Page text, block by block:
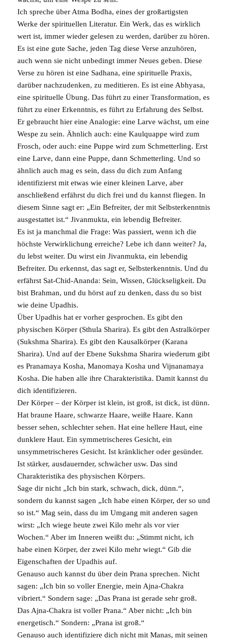
Ich spreche über Atma Bodha, eines der großartigsten
Werke der spirituellen Literatur. Ein Werk, das es wirklich
wert ist, immer wieder gelesen zu werden, darüber zu hören.
Es ist eine gute Sache, jeden Tag diese Verse anzuhören,
auch wenn sie nicht unbedingt immer Neues geben. Diese
Verse zu hören ist eine Sadhana, eine spirituelle Praxis,
darüber nachzudenken, zu meditieren. Es ist eine Abhyasa,
eine spirituelle Übung. Das führt zu einer Transformation, es
führt zu einer Erkenntnis, es führt zu Erfahrung des Selbst.
Er gebraucht hier eine Analogie: eine Larve wächst, um eine
Wespe zu sein. Ähnlich auch: eine Kaulquappe wird zum
Frosch, oder auch: eine Puppe wird zum Schmetterling. Erst
eine Larve, dann eine Puppe, dann Schmetterling. Und so
ähnlich auch mag es sein, dass du dich zum Anfang
identifizierst mit etwas wie einer kleinen Larve, aber
anschließend erfährst du dich frei und du kannst fliegen. In
diesem Sinne sagt er: „Ein Befreiter, der mit Selbsterkenntnis
ausgestattet ist.“Jivanmukta, ein lebendig Befreiter.
Es ist ja manchmal die Frage: Was passiert, wenn ich die
höchste Verwirklichung erreiche? Lebe ich dann weiter? Ja,
du lebst weiter. Du wirst ein Jivanmukta, ein lebendig
Befreiter. Du erkennst, das sagt er, Selbsterkenntnis. Und du
erfährst Sat-Chid-Ananda: Sein, Wissen, Glückseligkeit. Du
bist Brahman, und du hörst auf zu denken, dass du so bist
wie deine Upadhis.
ÜberUpadhis hat er vorher gesprochen. Es gibt den
physischen Körper (Sthula Sharira). Es gibt den Astralkörper
(Sukshma Sharira). Es gibt den Kausalkörper (Karana
Sharira). Und auf der Ebene Sukshma Sharira wiederum gibt
esPranamaya Kosha,Manomaya Kosha undVijnanamaya
Kosha. Die haben alle ihre Charakteristika. Damit kannst du
dich identifizieren.
Der Körper – derKörper ist klein, ist groß, ist dick, ist dünn.
Hat braune Haare, schwarze Haare, weiße Haare. Kann
besser sehen, schlechter sehen. Hat eine hellere Haut, eine
dunklere Haut. Ein symmetrischeres Gesicht, ein
unsymmetrischeres Gesicht. Ist kränklicher oder gesünder.
Ist stärker, ausdauernder, schwächer usw. Das sind
Charakteristika des physischen Körpers.
Sage dir nicht „Ich bin stark, schwach, dick, dünn.“,
sondern du kannst sagen „Ich habe einen Körper, der so und
so ist.“ Mag sein, dass du im Umgang mit anderen sagen
wirst: „Ich wiege heute zwei Kilo mehr als vor vier
Wochen.“ Aber im Inneren weißt du: „Stimmt nicht, ich
habe einen Körper, der zwei Kilo mehr wiegt.“ Gib die
Eigenschaften der Upadhis auf.
Genauso auch kannst du über deinPrana sprechen. Nicht
sagen: „Ich bin so voller Energie, mein Ajna-Chakra
vibriert.“ Sondern sage: „Das Prana ist gerade sehr groß.
Das Ajna-Chakra ist voller Prana.“ Aber nicht: „Ich bin
energetisch.“ Sondern: „Prana ist groß.“
Genauso auch identifiziere dich nicht mitManas, mit seinen